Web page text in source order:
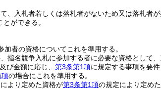
、入札者若しくは落札者がないため又は落札者
ができる。
者の資格についてこれを準用する。
指名競争入札に参加する者に必要な資格として
び金額に応じ、 第3条第1項に規定する事項を要
項の場合にこれを準用する。
より定めた資格が第3条第1項の規定により定め